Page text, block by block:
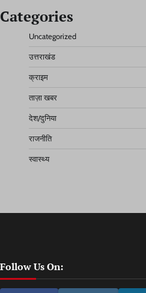
Categories
Uncategorized
उत्तराखंड
क्राइम
ताज़ा खबर
देश/दुनिया
राजनीति
स्वास्थ्य
Follow Us On: